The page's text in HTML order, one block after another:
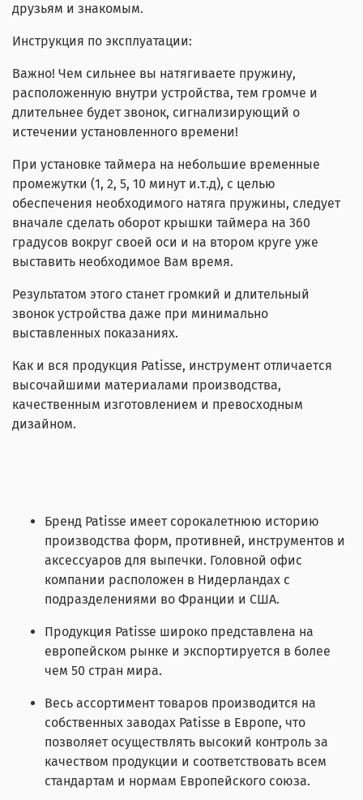
друзьям и знакомым.
Инструкция по эксплуатации:
Важно! Чем сильнее вы натягиваете пружину,
расположенную внутри устройства, тем громче и
длительнее будет звонок, сигнализирующий о
истечении установленного времени!
При установке таймера на небольшие временные
промежутки (1, 2, 5, 10 минут и.т.д), с целью
обеспечения необходимого натяга пружины, следует
вначале сделать оборот крышки таймера на 360
градусов вокруг своей оси и на втором круге уже
выставить необходимое Вам время.
Результатом этого станет громкий и длительный
звонок устройства даже при минимально
выставленных показаниях.
Как и вся продукция Patisse, инструмент отличается
высочайшими материалами производства,
качественным изготовлением и превосходным
дизайном.
Бренд Patisse имеет сорокалетнюю историю
производства форм, противней, инструментов и
аксессуаров для выпечки. Головной офис
компании расположен в Нидерландах с
подразделениями во Франции и США.
Продукция Patisse широко представлена на
европейском рынке и экспортируется в более
чем 50 стран мира.
Весь ассортимент товаров производится на
собственных заводах Patisse в Европе, что
позволяет осуществлять высокий контроль за
качеством продукции и соответствовать всем
стандартам и нормам Европейского союза.